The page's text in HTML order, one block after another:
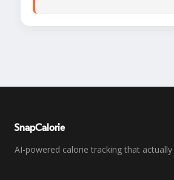
SnapCalorie
AI-powered calorie tracking that actually